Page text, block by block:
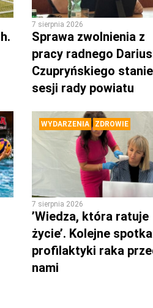
7 sierpnia 2026
Sprawa zwolnienia z
pracy radnego
Czupryńskiego
sesji rady powiatu
WYDARZENIA ZDROWIE
7 sierpnia 2026
’Wiedza, która ratuje
życie’. Kolejne
profilaktyki raka
nami